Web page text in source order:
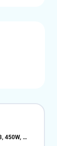
NAPÁJACÍ ZDROJ GIGABYTE P450B, 450W, 80PLUS BRONZE, 12 CM VENTILÁTOR